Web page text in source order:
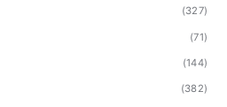
(327)
(71)
(144)
(382)